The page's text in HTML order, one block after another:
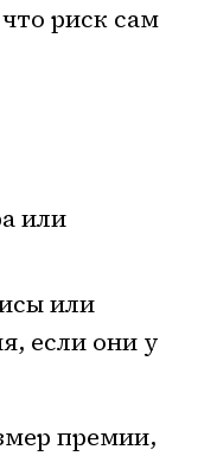
риск сам
или
или
если они у
премии,